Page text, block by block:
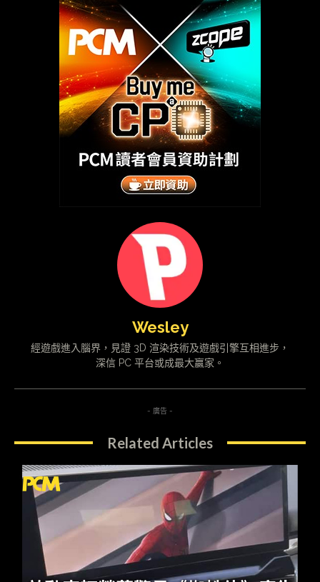
Wesley
經遊戲進入腦界，見證 3D 渲染技術及遊戲引擎互相進步，
深信 PC 平台或成最大贏家。
- 廣告 -
Related Articles